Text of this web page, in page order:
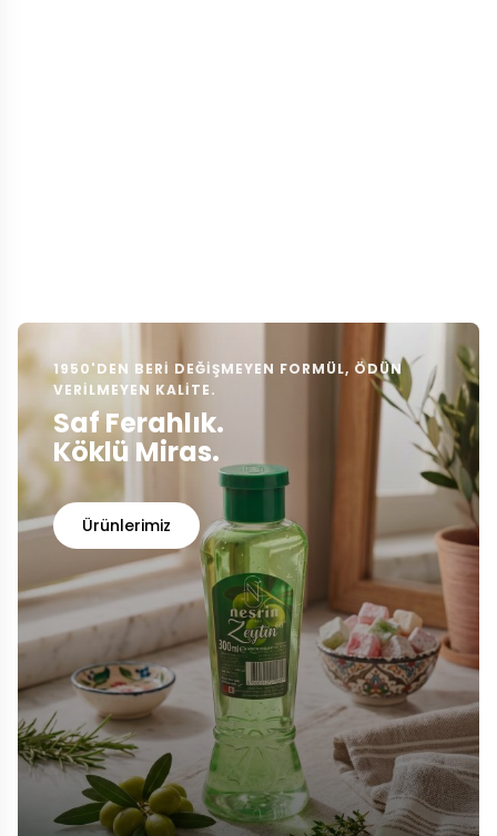
1950'DEN BERI DEĞIŞMEYEN FORMÜL, ÖDÜN
VERILMEYEN KALITE.
Saf Ferahlık.
Köklü Miras.
Ürünlerimiz